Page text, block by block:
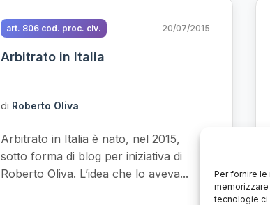
Per fornire
tecnologie ci
art. 806 cod. proc. civ. 20/07/2015
Arbitrato in Italia
di Roberto Oliva
Arbitrato in Italia è nato, nel 2015,
sotto forma di blog per iniziativa di
Roberto Oliva. L’idea che lo aveva...